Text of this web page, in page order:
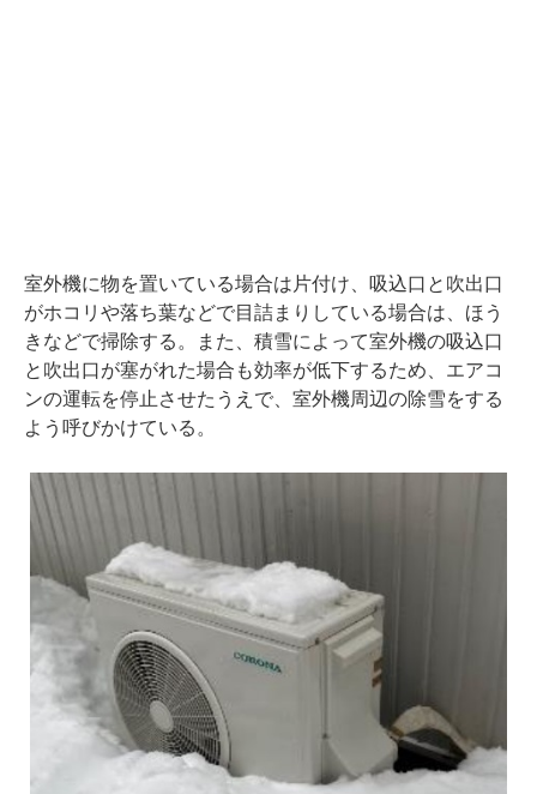
室外機に物を置いている場合は片付け、吸込口と吹出口
がホコリや落ち葉などで目詰まりしている場合は、ほう
きなどで掃除する。また、積雪によって室外機の吸込口
と吹出口が塞がれた場合も効率が低下するため、エアコ
ンの運転を停止させたうえで、室外機周辺の除雪をする
よう呼びかけている。